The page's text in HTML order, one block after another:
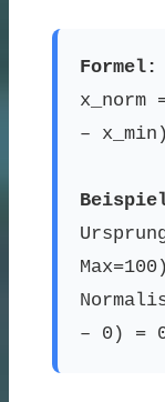
Formel:
x_norm
– x_min)
Max=100)
– 0) =